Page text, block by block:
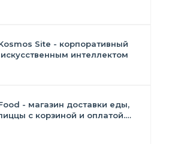
Site - корпоративный
искусственным интеллектом
- магазин доставки еды,
с корзиной и оплатой.